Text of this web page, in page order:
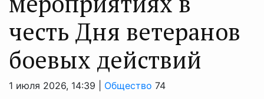
честь Дня ветеранов
боевых действий
1 июля 2026, 14:39 | Общество 74